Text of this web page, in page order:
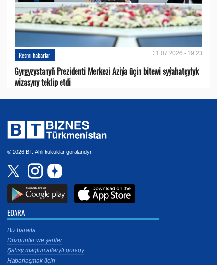
Resmi habarlar 31.07.2026 - 19:23
Gyrgyzystanyň Prezidenti Merkezi Aziýa üçin bitewi syýahatçylyk
wizasyny teklip etdi
© 2026 BT. Ähli hukuklar goralandyr.
EDARA
Biz barada
Düzgünler we şertler
Şahsy maglumatlaryň goragy
Habarlaşmak üçin